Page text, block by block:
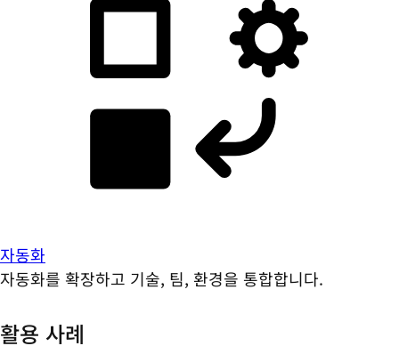
자동화
자동화를 확장하고 기술, 팀, 환경을 통합합니다.
활용 사례